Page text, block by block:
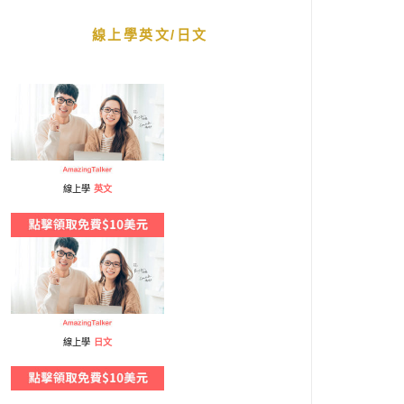
線上學英文/日文
線上學 英文
線上學 日文